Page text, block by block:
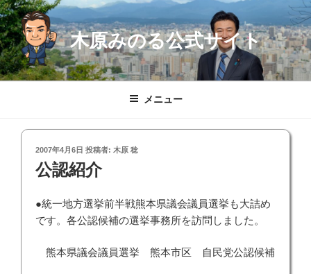
コ
ン
テ
ン
ツ
木原みのる公式サイト
メニュー
投
稿
日:
2007年4月6日 投稿者: 木原 稔
公認紹介
●統一地方選挙前半戦熊本県議会議員選挙も大詰め
です。各公認候補の選挙事務所を訪問しました。
熊本県議会議員選挙 熊本市区 自民党公認候補